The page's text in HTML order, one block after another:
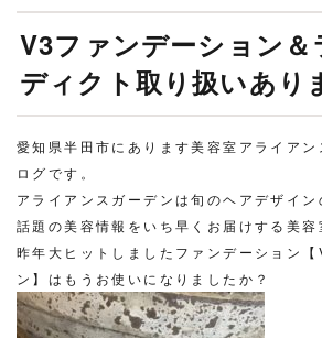
V3ファンデーション＆
ディクト取り扱いあり
愛知県半田市にあります美容室アライア
ログです。
アライアンスガーデンは旬のヘアデザイ
話題の美容情報をいち早くお届けする美容
昨年大ヒットしましたファンデーション
ン】はもうお使いになりましたか？